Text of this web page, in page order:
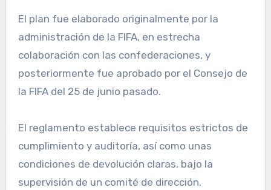
El plan fue elaborado originalmente por la
administración de la FIFA, en estrecha
colaboración con las confederaciones, y
posteriormente fue aprobado por el Consejo de
la FIFA del 25 de junio pasado.
El reglamento establece requisitos estrictos de
cumplimiento y auditoría, así como unas
condiciones de devolución claras, bajo la
supervisión de un comité de dirección.